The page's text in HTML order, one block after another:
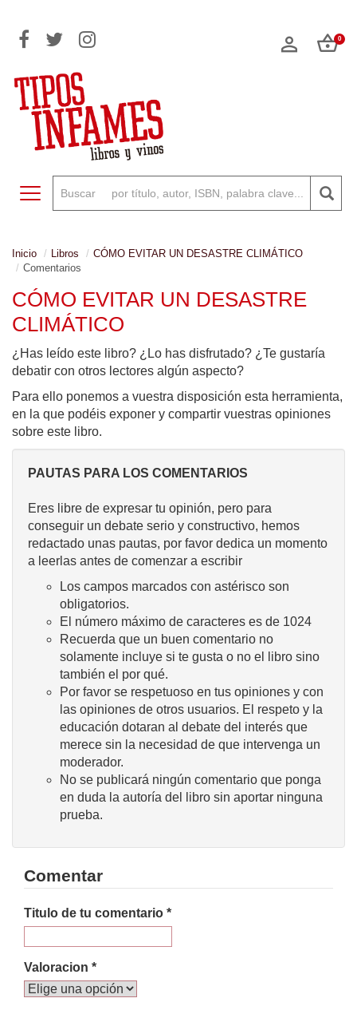
0
Toggle navigation
Inicio Libros
CÓMO EVITAR UN DESASTRE CLIMÁTICO
Comentarios
CÓMO EVITAR UN DESASTRE
CLIMÁTICO
¿Has leído este libro? ¿Lo has disfrutado? ¿Te gustaría
debatir con otros lectores algún aspecto?
Para ello ponemos a vuestra disposición esta herramienta,
en la que podéis exponer y compartir vuestras opiniones
sobre este libro.
PAUTAS PARA LOS COMENTARIOS
Eres libre de expresar tu opinión, pero para
conseguir un debate serio y constructivo, hemos
redactado unas pautas, por favor dedica un momento
a leerlas antes de comenzar a escribir
Los campos marcados con astérisco son
obligatorios.
El número máximo de caracteres es de 1024
Recuerda que un buen comentario no
solamente incluye si te gusta o no el libro sino
también el por qué.
Por favor se respetuoso en tus opiniones y con
las opiniones de otros usuarios. El respeto y la
educación dotaran al debate del interés que
merece sin la necesidad de que intervenga un
moderador.
No se publicará ningún comentario que ponga
en duda la autoría del libro sin aportar ninguna
prueba.
Comentar
Titulo de tu comentario *
Valoracion *